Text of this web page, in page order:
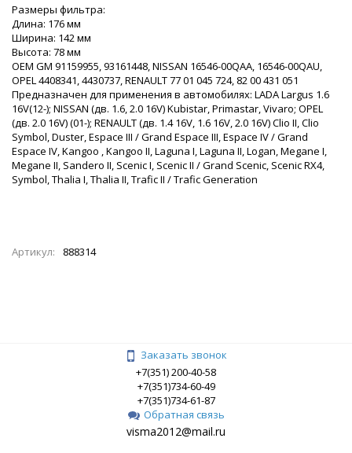
Размеры фильтра:
Длина: 176 мм
Ширина: 142 мм
Высота: 78 мм
OEM GM 91159955, 93161448, NISSAN 16546-00QAA, 16546-00QAU,
OPEL 4408341, 4430737, RENAULT 77 01 045 724, 82 00 431 051
Предназначен для применения в автомобилях: LADA Largus 1.6
16V(12-); NISSAN (дв. 1.6, 2.0 16V) Kubistar, Primastar, Vivaro; OPEL
(дв. 2.0 16V) (01-); RENAULT (дв. 1.4 16V, 1.6 16V, 2.0 16V) Clio II, Clio
Symbol, Duster, Espace III / Grand Espace III, Espace IV / Grand
Espace IV, Kangoo , Kangoo II, Laguna I, Laguna II, Logan, Megane I,
Megane II, Sandero II, Scenic I, Scenic II / Grand Scenic, Scenic RX4,
Symbol, Thalia I, Thalia II, Trafic II / Trafic Generation
Артикул: 888314
Заказать звонок
+7(351) 200-40-58
+7(351)734-60-49
+7(351)734-61-87
Обратная связь
visma2012@mail.ru